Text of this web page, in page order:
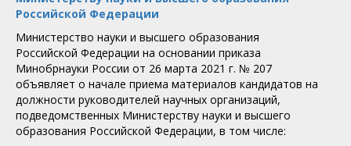
Российской Федерации
Министерство науки и высшего образования
Российской Федерации на основании приказа
Минобрнауки России от 26 марта 2021 г. № 207
объявляет о начале приема материалов кандидатов на
должности руководителей научных организаций,
подведомственных Министерству науки и высшего
образования Российской Федерации, в том числе: